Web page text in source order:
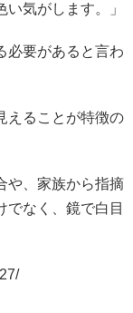
気がします。」
必要があると言わ
えることが特徴の
や、家族から指摘
でなく、鏡で白目